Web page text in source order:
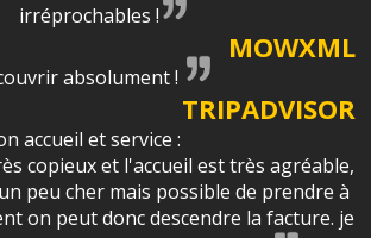
irréprochables !
MOWXML
absolument !
TRIPADVISOR
accueil et service :
copieux et l'accueil est très agréable,
peu cher mais possible de prendre à
on peut donc descendre la facture. je